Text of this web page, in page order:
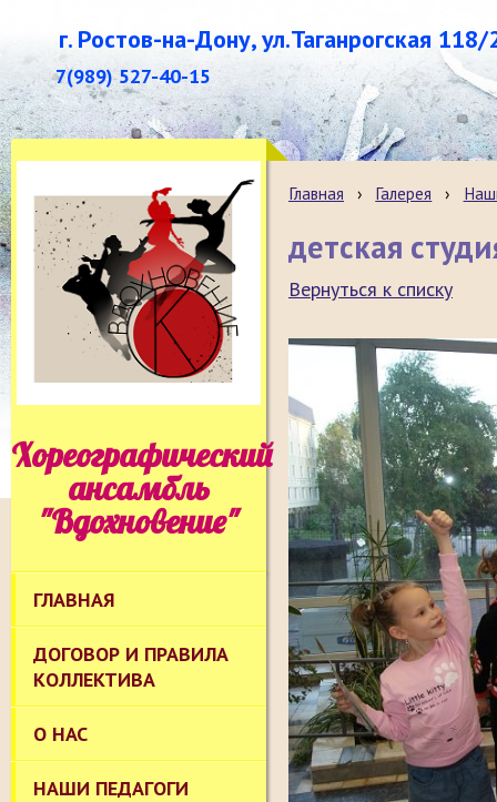
г. Ростов-на-Дону, ул.Таганрогская 118/
7(989) 527-40-15
Хореографический
ансамбль
"Вдохновение"
ГЛАВНАЯ
ДОГОВОР И ПРАВИЛА
КОЛЛЕКТИВА
О НАС
НАШИ ПЕДАГОГИ
Главная › Галерея ›
детская
Вернуться к списку